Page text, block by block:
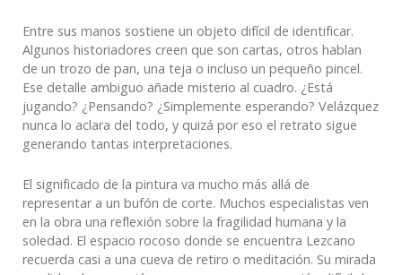
Entre sus manos sostiene un objeto difícil de identificar.
Algunos historiadores creen que son cartas, otros hablan
de un trozo de pan, una teja o incluso un pequeño pincel.
Ese detalle ambiguo añade misterio al cuadro. ¿Está
jugando? ¿Pensando? ¿Simplemente esperando? Velázquez
nunca lo aclara del todo, y quizá por eso el retrato sigue
generando tantas interpretaciones.
El significado de la pintura va mucho más allá de
representar a un bufón de corte. Muchos especialistas ven
en la obra una reflexión sobre la fragilidad humana y la
soledad. El espacio rocoso donde se encuentra Lezcano
recuerda casi a una cueva de retiro o meditación. Su mirada